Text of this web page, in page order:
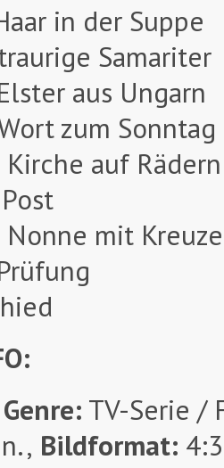
in der Suppe
Samariter
aus Ungarn
zum Sonntag
Kirche auf Rädern
Nonne mit
Genre: TV-Serie /
Bildformat: